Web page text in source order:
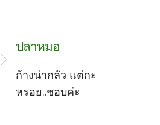
ปลาหมอ
ก้างน่ากลัว แต่กะ
หรอย..ชอบค่ะ